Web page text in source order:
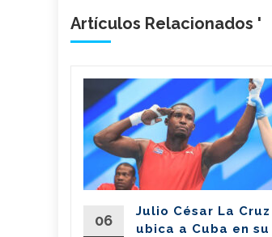
Artículos Relacionados '
06
Julio César La Cruz
ubica a Cuba en su